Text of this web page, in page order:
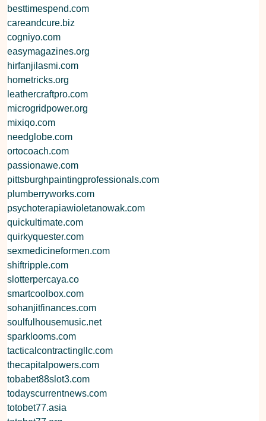
besttimespend.com
careandcure.biz
cogniyo.com
easymagazines.org
hirfanjilasmi.com
hometricks.org
leathercraftpro.com
microgridpower.org
mixiqo.com
needglobe.com
ortocoach.com
passionawe.com
pittsburghpaintingprofessionals.com
plumberryworks.com
psychoterapiawioletanowak.com
quickultimate.com
quirkyquester.com
sexmedicineformen.com
shiftripple.com
slotterpercaya.co
smartcoolbox.com
sohanjitfinances.com
soulfulhousemusic.net
sparklooms.com
tacticalcontractingllc.com
thecapitalpowers.com
tobabet88slot3.com
todayscurrentnews.com
totobet77.asia